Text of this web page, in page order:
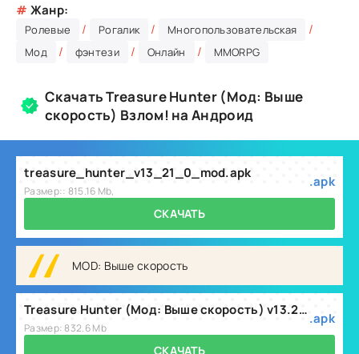
# Жанр:
Ролевые / Рогалик / Многопользовательская /
Мод / фэнтези / Онлайн / MMORPG
Скачать Treasure Hunter (Мод: Выше
скорость) Взлом! на Андроид
treasure_hunter_v13_21_0_mod.apk
Размер:: 815.16 Mb,
.apk
СКАЧАТЬ
MOD: Выше скорость
Treasure Hunter (Мод: Выше скорость) v13.23.0
Размер: 832.6 Mb
.apk
СКАЧАТЬ